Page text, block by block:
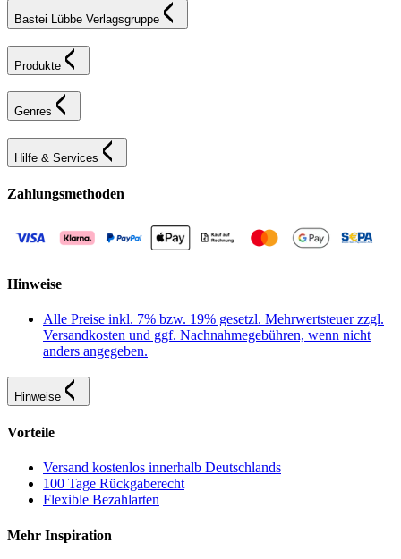
Bastei Lübbe Verlagsgruppe
Produkte
Genres
Hilfe & Services
Zahlungsmethoden
Hinweise
Alle Preise inkl. 7% bzw. 19% gesetzl. Mehrwertsteuer zzgl.
Versandkosten und ggf. Nachnahmegebühren, wenn nicht
anders angegeben.
Hinweise
Vorteile
Versand kostenlos innerhalb Deutschlands
100 Tage Rückgaberecht
Flexible Bezahlarten
Mehr Inspiration